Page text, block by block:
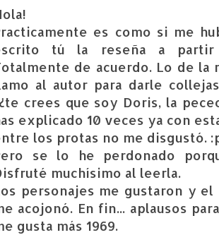
es como si me
tú la reseña a partir
de acuerdo. Lo de
al autor para darle
crees que soy Doris, la
explicado 10 veces ya con
los protas no me disgustó.
se lo he perdonado
muchísimo al leerla.
personajes me gustaron y
acojonó. En fin... aplausos
gusta más 1969.